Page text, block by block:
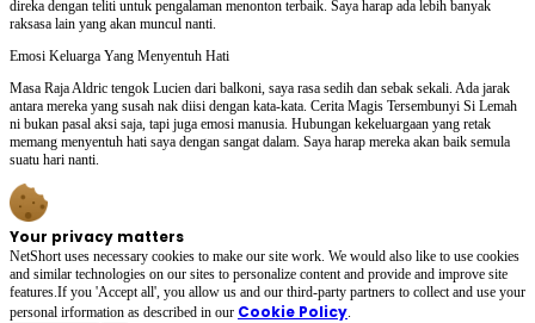
direka dengan teliti untuk pengalaman menonton terbaik. Saya harap ada lebih banyak
raksasa lain yang akan muncul nanti.
Emosi Keluarga Yang Menyentuh Hati
Masa Raja Aldric tengok Lucien dari balkoni, saya rasa sedih dan sebak sekali. Ada jarak
antara mereka yang susah nak diisi dengan kata-kata. Cerita Magis Tersembunyi Si Lemah
ni bukan pasal aksi saja, tapi juga emosi manusia. Hubungan kekeluargaan yang retak
memang menyentuh hati saya dengan sangat dalam. Saya harap mereka akan baik semula
suatu hari nanti.
Your privacy matters
NetShort uses necessary cookies to make our site work. We would also like to use cookies
and similar technologies on our sites to personalize content and provide and improve site
features.If you 'Accept all', you allow us and our third-party partners to collect and use your
personal irformation as described in our Cookie Policy.